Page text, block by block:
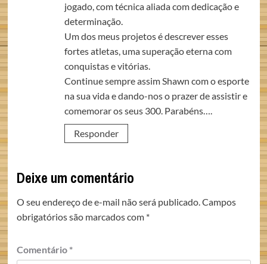
jogado, com técnica aliada com dedicação e
determinação.
Um dos meus projetos é descrever esses
fortes atletas, uma superação eterna com
conquistas e vitórias.
Continue sempre assim Shawn com o esporte
na sua vida e dando-nos o prazer de assistir e
comemorar os seus 300. Parabéns….
Responder
Deixe um comentário
O seu endereço de e-mail não será publicado.Campos
obrigatórios são marcados com *
Comentário *